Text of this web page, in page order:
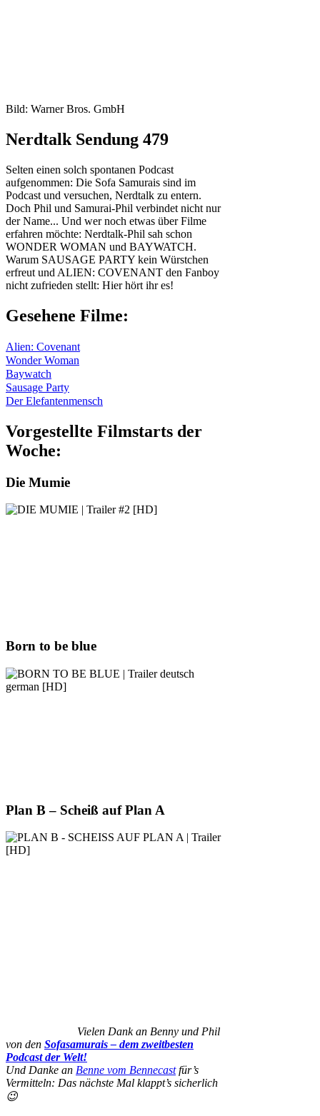
Bild: Warner Bros. GmbH
Nerdtalk Sendung 479
Selten einen solch spontanen Podcast
aufgenommen: Die Sofa Samurais sind im
Podcast und versuchen, Nerdtalk zu entern.
Doch Phil und Samurai-Phil verbindet nicht nur
der Name... Und wer noch etwas über Filme
erfahren möchte: Nerdtalk-Phil sah schon
WONDER WOMAN und BAYWATCH.
Warum SAUSAGE PARTY kein Würstchen
erfreut und ALIEN: COVENANT den Fanboy
nicht zufrieden stellt: Hier hört ihr es!
Gesehene Filme:
Alien: Covenant
Wonder Woman
Baywatch
Sausage Party
Der Elefantenmensch
Vorgestellte Filmstarts der
Woche:
Die Mumie
Born to be blue
Plan B – Scheiß auf Plan A
Vielen Dank an Benny und Phil
von den Sofasamurais – dem zweitbesten
Podcast der Welt!
Und Danke an Benne vom Bennecastfür’s
Vermitteln: Das nächste Mal klappt’s sicherlich
😉